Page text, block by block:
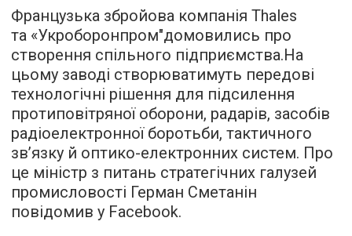
Французька збройова компанія Thales
та «Укроборонпром"домовились про
створення спільного підприємства.На
цьому заводі створюватимуть передові
технологічні рішення для підсилення
протиповітряної оборони, радарів, засобів
радіоелектронної боротьби, тактичного
зв’язку й оптико-електронних систем. Про
це міністр з питань стратегічних галузей
промисловості Герман Сметанін
повідомив у Facebook.